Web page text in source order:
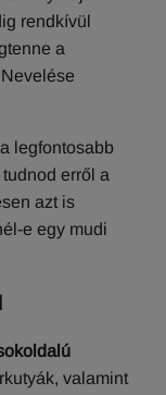
rendkívül
a
legfontosabb
erről a
azt is
e egy mudi
valamint